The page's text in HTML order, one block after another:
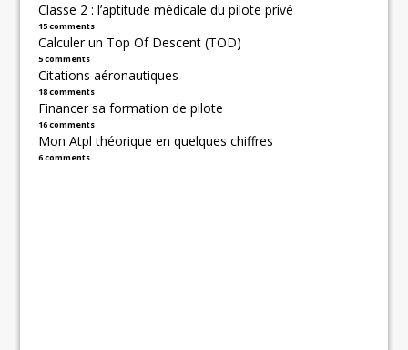
Classe 2 : l’aptitude médicale du pilote privé
15 comments
Calculer un Top Of Descent (TOD)
5 comments
Citations aéronautiques
18 comments
Financer sa formation de pilote
16 comments
Mon Atpl théorique en quelques chiffres
6 comments